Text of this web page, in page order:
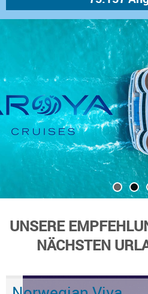
UNSERE
NÄCHSTEN